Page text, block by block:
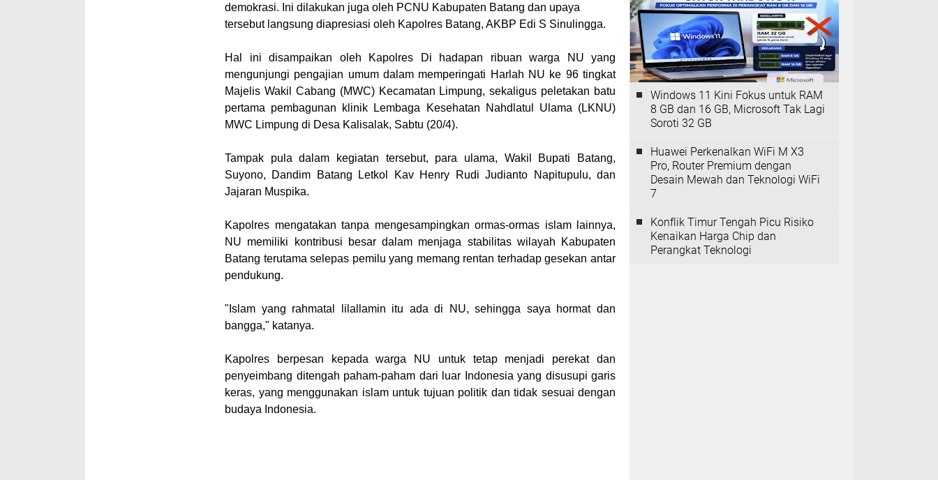
demokrasi. Ini dilakukan juga oleh PCNU Kabupaten Batang dan upaya
tersebut langsung diapresiasi oleh Kapolres Batang, AKBP Edi S Sinulingga.
Hal ini disampaikan oleh Kapolres Di hadapan ribuan warga NU yang
mengunjungi pengajian umum dalam memperingati Harlah NU ke 96 tingkat
Majelis Wakil Cabang (MWC) Kecamatan Limpung, sekaligus peletakan batu
pertama pembagunan klinik Lembaga Kesehatan Nahdlatul Ulama (LKNU)
MWC Limpung di Desa Kalisalak, Sabtu (20/4).
Tampak pula dalam kegiatan tersebut, para ulama, Wakil Bupati Batang,
Suyono, Dandim Batang Letkol Kav Henry Rudi Judianto Napitupulu, dan
Jajaran Muspika.
Kapolres mengatakan tanpa mengesampingkan ormas-ormas islam lainnya,
NU memiliki kontribusi besar dalam menjaga stabilitas wilayah Kabupaten
Batang terutama selepas pemilu yang memang rentan terhadap gesekan antar
pendukung.
"Islam yang rahmatal lilallamin itu ada di NU, sehingga saya hormat dan
bangga," katanya.
Kapolres berpesan kepada warga NU untuk tetap menjadi perekat dan
penyeimbang ditengah paham-paham dari luar Indonesia yang disusupi garis
keras, yang menggunakan islam untuk tujuan politik dan tidak sesuai dengan
budaya Indonesia.
Windows 11 Kini Fokus untuk RAM
8 GB dan 16 GB, Microsoft Tak Lagi
Soroti 32 GB
Huawei Perkenalkan WiFi M X3
Pro, Router Premium dengan
Desain Mewah dan Teknologi WiFi
7
Konflik Timur Tengah Picu Risiko
Kenaikan Harga Chip dan
Perangkat Teknologi